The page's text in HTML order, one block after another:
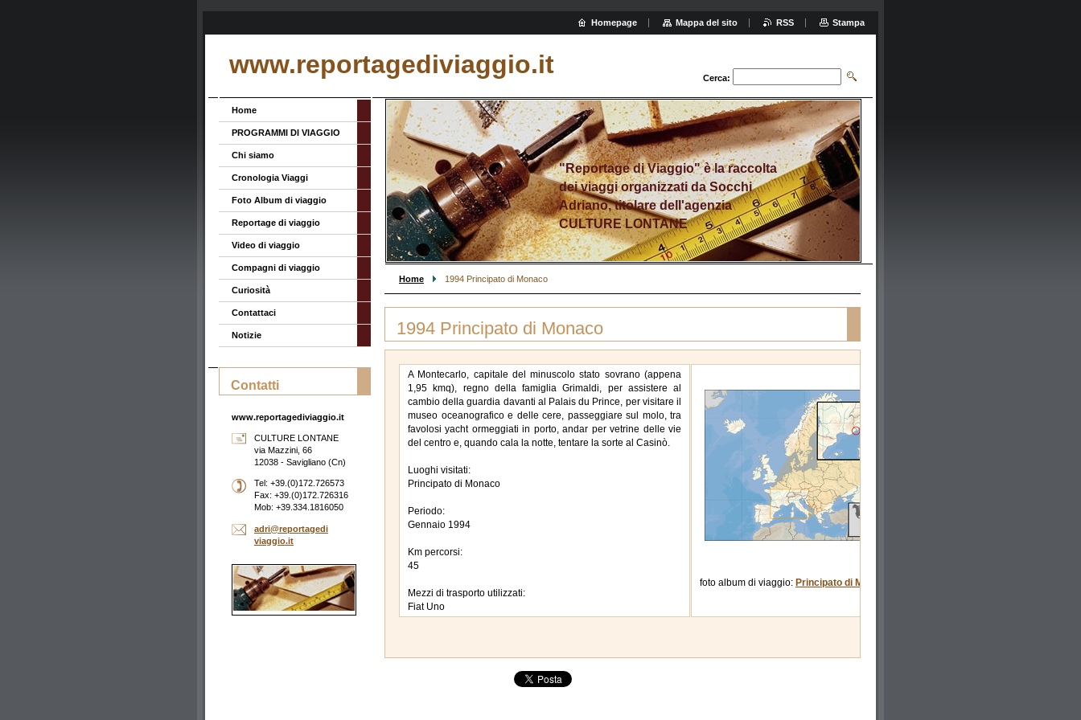
www.reportagediviaggio.it Cerca:
"Reportage di Viaggio" è la raccolta
dei viaggi organizzati da Socchi
Adriano, titolare dell'agenzia
CULTURE LONTANE
Home 1994 Principato di Monaco
1994 Principato di Monaco
A Montecarlo, capitale del minuscolo stato sovrano (appena
1,95 kmq), regno della famiglia Grimaldi, per assistere al
cambio della guardia davanti al Palais du Prince, per visitare il
museo oceanografico e delle cere, passeggiare sul molo, tra
favolosi yacht ormeggiati in porto, andar per vetrine delle vie
del centro e, quando cala la notte, tentare la sorte al Casinò.
Luoghi visitati:
Principato di Monaco
Periodo:
Gennaio 1994
Km percorsi:
45
Mezzi di trasporto utilizzati:
Fiat Uno
foto album di viaggio: Principato di Monaco
Home
PROGRAMMI DI VIAGGIO
Chi siamo
Cronologia Viaggi
Foto Album di viaggio
Reportage di viaggio
Video di viaggio
Compagni di viaggio
Curiosità
Contattaci
Notizie
Contatti
www.reportagediviaggio.it
CULTURE LONTANE
via Mazzini, 66
12038 - Savigliano (Cn)
Tel: +39.(0)172.726573
Fax: +39.(0)172.726316
Mob: +39.334.1816050
adri@reportagedi
viaggio.it
Homepage Mappa del sito RSS Stampa